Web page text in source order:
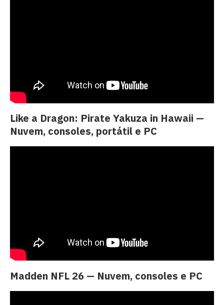
Like a Dragon: Pirate Yakuza in Hawaii —
Nuvem, consoles, portátil e PC
Madden NFL 26 — Nuvem, consoles e PC